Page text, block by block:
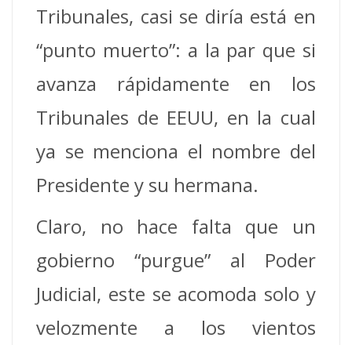
Tribunales, casi se diría está en
“punto muerto”: a la par que si
avanza rápidamente en los
Tribunales de EEUU, en la cual
ya se menciona el nombre del
Presidente y su hermana.
Claro, no hace falta que un
gobierno “purgue” al Poder
Judicial, este se acomoda solo y
velozmente a los vientos